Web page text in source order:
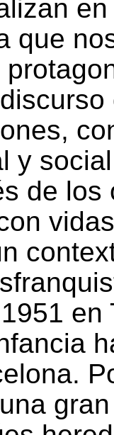
que
y
de